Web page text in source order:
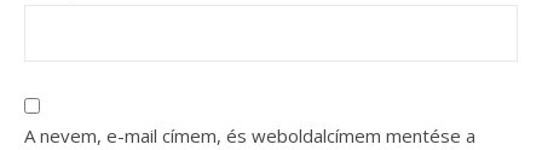
A nevem, e-mail címem, és weboldalcímem mentése a